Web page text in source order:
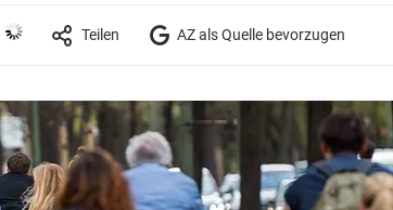
Teilen AZ als Quelle bevorzugen